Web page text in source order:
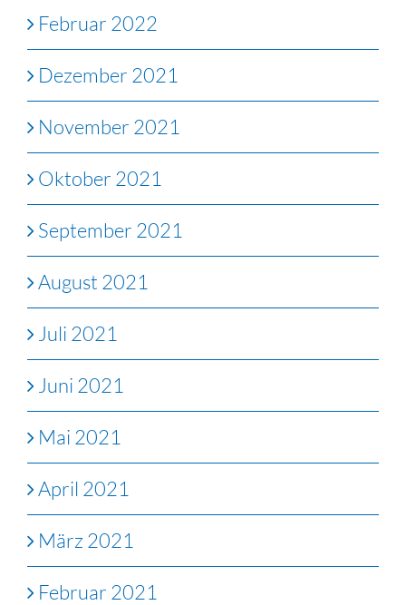
Februar 2022
Dezember 2021
November 2021
Oktober 2021
September 2021
August 2021
Juli 2021
Juni 2021
Mai 2021
April 2021
März 2021
Februar 2021